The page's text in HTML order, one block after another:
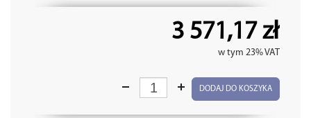
3 571,17 zł
w tym 23% VAT
DODAJ DO KOSZYKA